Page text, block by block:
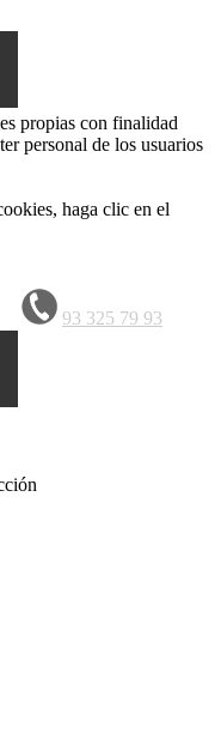
propias con finalidad
personal de los usuarios
haga clic en el
93 325 79 93